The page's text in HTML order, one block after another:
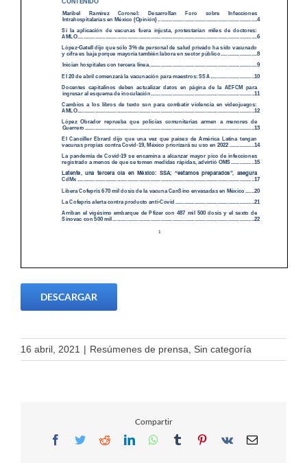
DESCARGAR
16 abril, 2021 | Resúmenes de prensa, Sin categoría
Compartir
Facebook
TwitterRedditLinkedInWhatsApp
TumblrPinterest
Vk Email